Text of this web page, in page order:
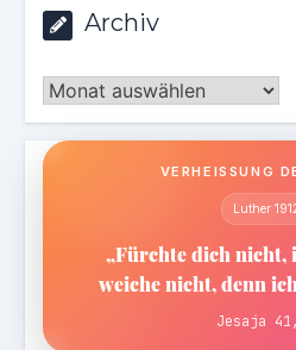
Archiv
Archiv
VERHEISSUNG
Luther
„Fürchte dich
weiche nicht, denn
Jesaja